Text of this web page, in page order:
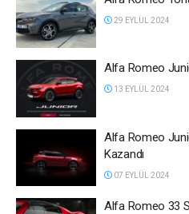
29 EYLÜL 2024
Alfa Romeo
13 EYLÜL 2024
Alfa Romeo
Kazandı
07 EYLÜL 2024
Alfa Romeo 33